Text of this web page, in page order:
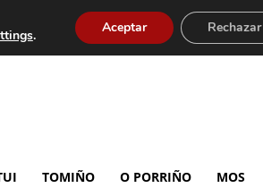
TOMIÑO O PORRIÑO MOS
. Aceptar Rechazar